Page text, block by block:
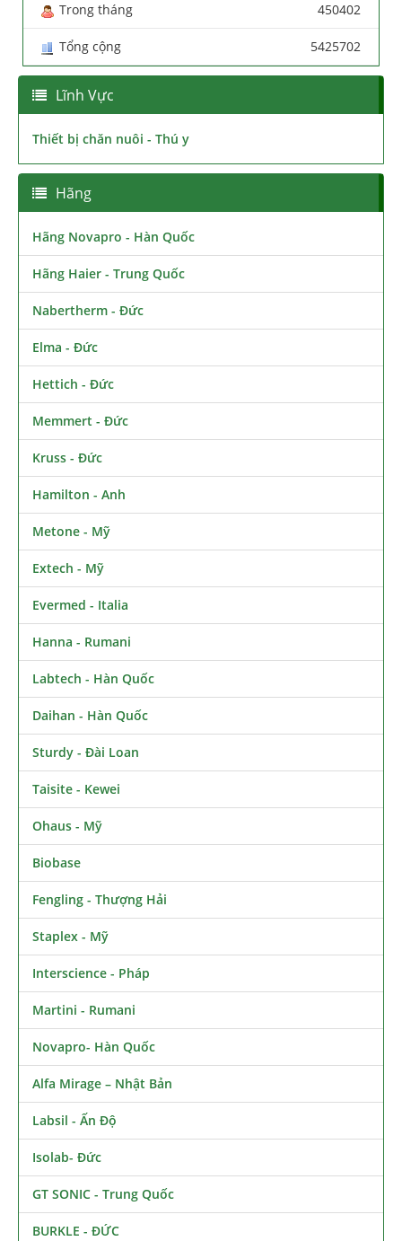
Trong tháng 450402
Tổng cộng 5425702
Lĩnh Vực
Thiết bị chăn nuôi - Thú y
Hãng
Hãng Novapro - Hàn Quốc
Hãng Haier - Trung Quốc
Nabertherm - Đức
Elma - Đức
Hettich - Đức
Memmert - Đức
Kruss - Đức
Hamilton - Anh
Metone - Mỹ
Extech - Mỹ
Evermed - Italia
Hanna - Rumani
Labtech - Hàn Quốc
Daihan - Hàn Quốc
Sturdy - Đài Loan
Taisite - Kewei
Ohaus - Mỹ
Biobase
Fengling - Thượng Hải
Staplex - Mỹ
Interscience - Pháp
Martini - Rumani
Novapro- Hàn Quốc
Alfa Mirage – Nhật Bản
Labsil - Ấn Độ
Isolab- Đức
GT SONIC - Trung Quốc
BURKLE - ĐỨC